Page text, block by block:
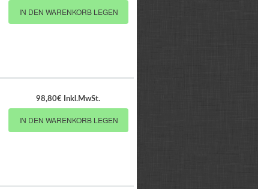
IN DEN WARENKORB LEGEN
98,80€ Inkl.MwSt.
IN DEN WARENKORB LEGEN